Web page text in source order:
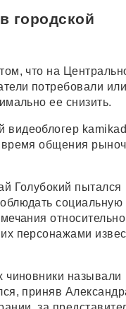
городской
что на
потребовали
ее снизить.
видеоблогер
общения
Голубокий пытался
относительно
персонажами
чиновники называли
приняв